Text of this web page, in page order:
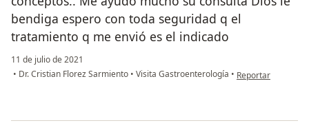
bendiga espero con toda seguridad q el
tratamiento q me envió es el indicado
11 de julio de 2021
• Dr. Cristian Florez Sarmiento • Visita Gastroenterología • en opinión del
Reportar